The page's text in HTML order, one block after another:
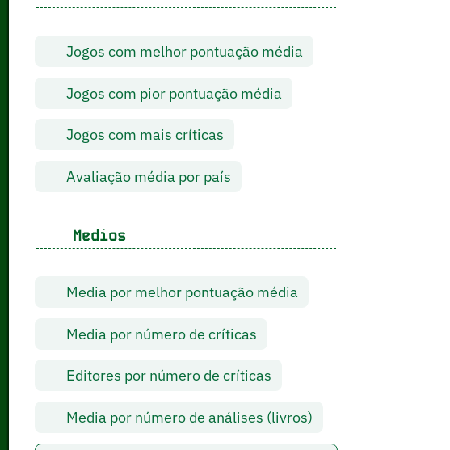
Jogos com melhor pontuação média
Jogos com pior pontuação média
Jogos com mais críticas
Avaliação média por país
Medios
Media por melhor pontuação média
Media por número de críticas
Editores por número de críticas
Media por número de análises (livros)